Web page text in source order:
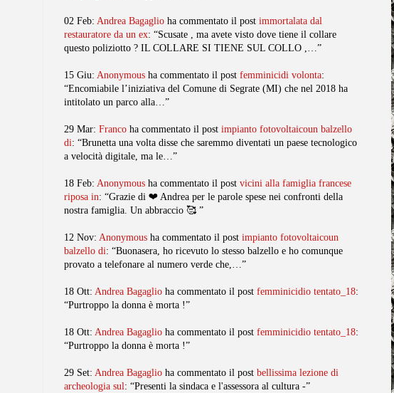
02 Feb: Andrea Bagaglio ha commentato il post immortalata dal
restauratore da un ex: “Scusate , ma avete visto dove tiene il collare
questo poliziotto ? IL COLLARE SI TIENE SUL COLLO ,…”
15 Giu: Anonymous ha commentato il post femminicidi volonta:
“Encomiabile l’iniziativa del Comune di Segrate (MI) che nel 2018 ha
intitolato un parco alla…”
29 Mar: Franco ha commentato il post impianto fotovoltaicoun balzello
di: “Brunetta una volta disse che saremmo diventati un paese tecnologico
a velocità digitale, ma le…”
18 Feb: Anonymous ha commentato il post vicini alla famiglia francese
riposa in: “Grazie di ❤️ Andrea per le parole spese nei confronti della
nostra famiglia. Un abbraccio 🥰 ”
12 Nov: Anonymous ha commentato il post impianto fotovoltaicoun
balzello di: “Buonasera, ho ricevuto lo stesso balzello e ho comunque
provato a telefonare al numero verde che,…”
18 Ott: Andrea Bagaglio ha commentato il post femminicidio tentato_18:
“Purtroppo la donna è morta !”
18 Ott: Andrea Bagaglio ha commentato il post femminicidio tentato_18:
“Purtroppo la donna è morta !”
29 Set: Andrea Bagaglio ha commentato il post bellissima lezione di
archeologia sul : “Presenti la sindaca e l'assessora al cultura -”